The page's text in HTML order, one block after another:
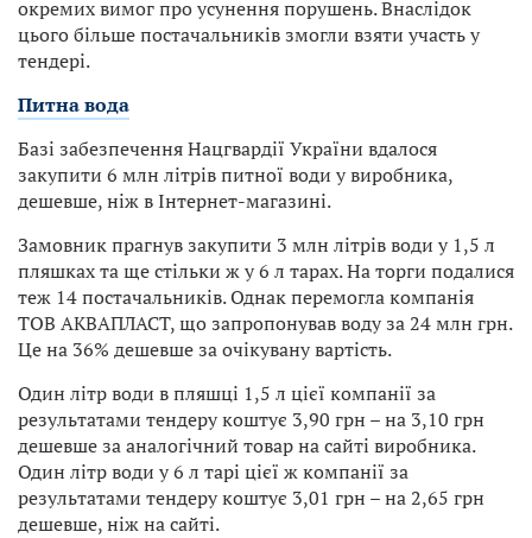
окремих вимог про усунення порушень. Внаслідок
цього більше постачальників змогли взяти участь у
тендері.
Питна вода
Базі забезпечення Нацгвардії України вдалося
закупити 6 млн літрів питної води у виробника,
дешевше, ніж в Інтернет-магазині.
Замовник прагнув закупити 3 млн літрів води у 1,5 л
пляшках та ще стільки ж у 6 л тарах. На торги подалися
теж 14 постачальників. Однак перемогла компанія
ТОВ АКВАПЛАСТ, що запропонував воду за 24 млн грн.
Це на 36% дешевше за очікувану вартість.
Один літр води в пляшці 1,5 л цієї компанії за
результатами тендеру коштує 3,90 грн – на 3,10 грн
дешевше за аналогічний товар на сайті виробника.
Один літр води у 6 л тарі цієї ж компанії за
результатами тендеру коштує 3,01 грн – на 2,65 грн
дешевше, ніж на сайті.